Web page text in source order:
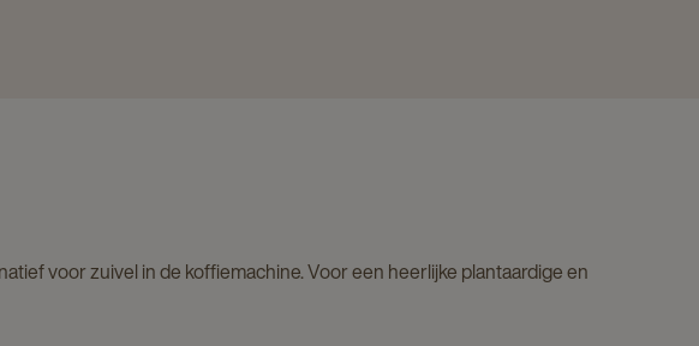
voor zuivel in de koffiemachine. Voor een heerlijke plantaardige en